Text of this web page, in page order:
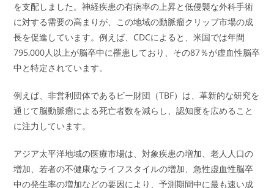
を支配しました。神経疾患の有病率の上昇と低侵襲な外科手術
に対する需要の高まりが、この地域の動脈瘤クリップ市場の成
長を促進しています。例えば、CDCによると、米国では年間
795,000人以上が脳卒中に罹患しており、その87％が虚血性脳卒
中と特定されています。
例えば、非営利団体であるビー財団（TBF）は、革新的な研究を
通じて脳動脈瘤による死亡者数を減らし、認知度を広めること
に注力しています。
アジア太平洋地域の医療市場は、対象疾患の増加、老人人口の
増加、若者の不健康なライフスタイルの増加、急性虚血性脳卒
中の発生率の増加などの要因により、予測期間中に最も速い成